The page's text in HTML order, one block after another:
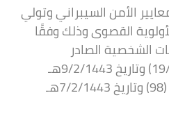
الأمن السيبراني وتولي
القصوى وذلك وفقًا
الشخصية الصادر
بالمرسوم ملكي رقم (م/19) وتاريخ 9/2/1443هـ
وقرار مجلس الوزراء رقم (98) وتاريخ 7/2/1443هـ